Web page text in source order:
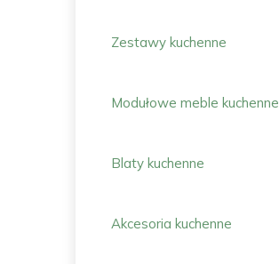
Zestawy kuchenne
Modułowe meble kuchenne
Blaty kuchenne
Akcesoria kuchenne